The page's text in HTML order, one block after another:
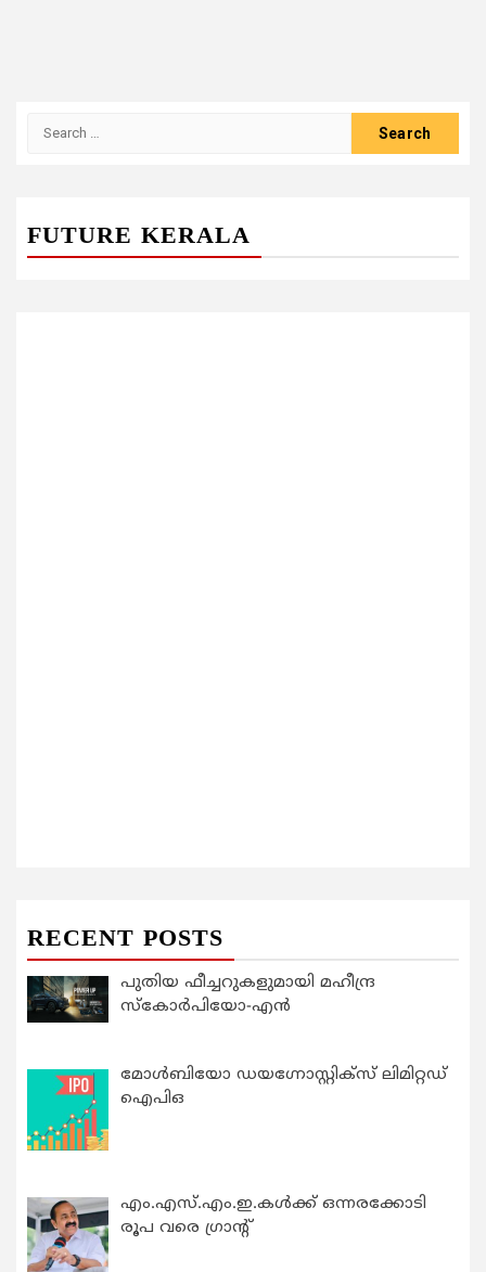
Search
FUTURE KERALA
RECENT POSTS
പുതിയ ഫീച്ചറുകളുമായി മഹീന്ദ്ര
സ്കോർപിയോ-എൻ
മോൾബിയോ ഡയഗ്നോസ്റ്റിക്സ് ലിമിറ്റഡ്
ഐപിഒ
എം.എസ്.എം.ഇ.കൾക്ക് ഒന്നരക്കോടി
രൂപ വരെ ഗ്രാന്റ്